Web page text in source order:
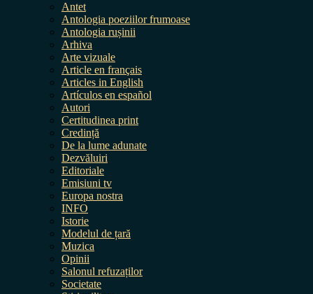
Antet
Antologia poeziilor frumoase
Antologia rușinii
Arhiva
Arte vizuale
Article en français
Articles in English
Artículos en español
Autori
Certitudinea print
Credință
De la lume adunate
Dezvăluiri
Editoriale
Emisiuni tv
Europa nostra
INFO
Istorie
Modelul de țară
Muzica
Opinii
Salonul refuzaților
Societate